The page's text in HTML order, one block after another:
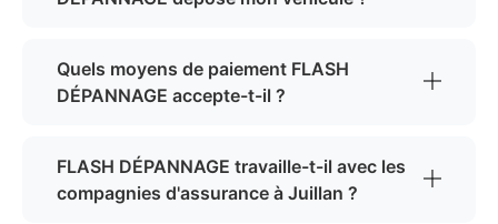
Quels moyens de paiement FLASH
DÉPANNAGE accepte-t-il ?
FLASH DÉPANNAGE travaille-t-il avec les
compagnies d'assurance à Juillan ?